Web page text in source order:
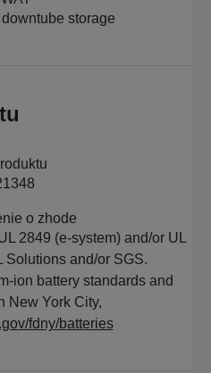
storage
o zhode
2849 (e-system) and/or UL
Solutions and/or SGS.
ion battery standards and
New York City,
fdny/batteries